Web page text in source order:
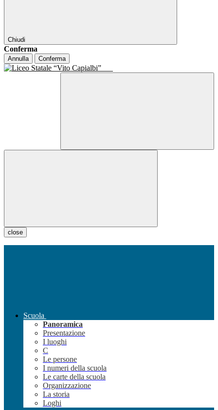
Chiudi
Conferma
Annulla Conferma
close
Scuola
Panoramica
Presentazione
I luoghi
C
Le persone
I numeri della scuola
Le carte della scuola
Organizzazione
La storia
Loghi